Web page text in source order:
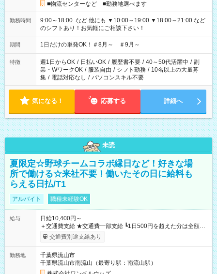
■物流センターなど ■勤務地選べます
勤務時間
9:00～18:00 など 他にも ▼10:00～19:00 ▼18:00～21:00 など
のシフトあり！お気軽にご相談下さい！
期間 1日だけの単発OK！＃8月～ ＃9月～
特徴 週1日からOK / 日払いOK / 履歴書不要 / 40～50代活躍中 / 副
業・WワークOK / 服装自由 / シフト勤務 / 10名以上の大量募
集 / 電話対応なし / パソコンスキル不要
気になる！ 応募する 詳細へ
未読
夏限定☆野球チームコラボ縁日など！好きな場
所で働ける☆来社不要！働いたその日に給料も
らえる日払/T1
アルバイト 職種未経験OK
給与
日給10,400円～
＋交通費支給 ★交通費一部支給 ┗1日500円を超えた分は全額支
給！ ※往復500円以内の方は自己負担となります ★日払いOK！
（規定あり） ┗働いたその日に現金GET♪ お仕事後はコンビニ
なし
交通費別途支給あり
勤務地
千葉県流山市
千葉県流山市南流山（最寄り駅：南流山駅）